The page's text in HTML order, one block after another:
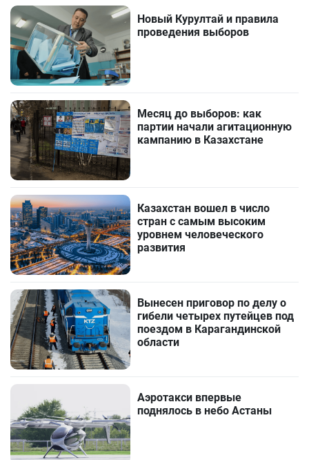
Новый Курултай и правила
проведения выборов
Месяц до выборов: как
партии начали агитационную
кампанию в Казахстане
Казахстан вошел в число
стран с самым высоким
уровнем человеческого
развития
Вынесен приговор по делу о
гибели четырех путейцев под
поездом в Карагандинской
области
Аэротакси впервые
поднялось в небо Астаны